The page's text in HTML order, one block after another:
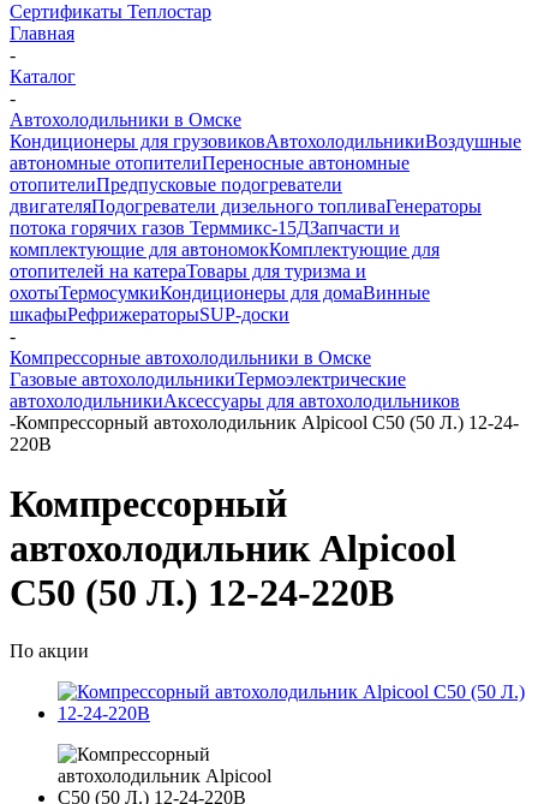
Сертификаты Теплостар
Главная
-
Каталог
-
Автохолодильники в Омске
Кондиционеры для грузовиковАвтохолодильникиВоздушные
автономные отопителиПереносные автономные
отопителиПредпусковые подогреватели
двигателяПодогреватели дизельного топливаГенераторы
потока горячих газов Терммикс-15ДЗапчасти и
комплектующие для автономокКомплектующие для
отопителей на катераТовары для туризма и
охотыТермосумкиКондиционеры для домаВинные
шкафыРефрижераторыSUP-доски
-
Компрессорные автохолодильники в Омске
Газовые автохолодильникиТермоэлектрические
автохолодильникиАксессуары для автохолодильников
-Компрессорный автохолодильник Alpicool C50 (50 Л.) 12-24-
220В
Компрессорный
автохолодильник Alpicool
C50 (50 Л.) 12-24-220В
По акции